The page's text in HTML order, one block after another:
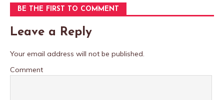
BE THE FIRST TO COMMENT
Leave a Reply
Your email address will not be published.
Comment